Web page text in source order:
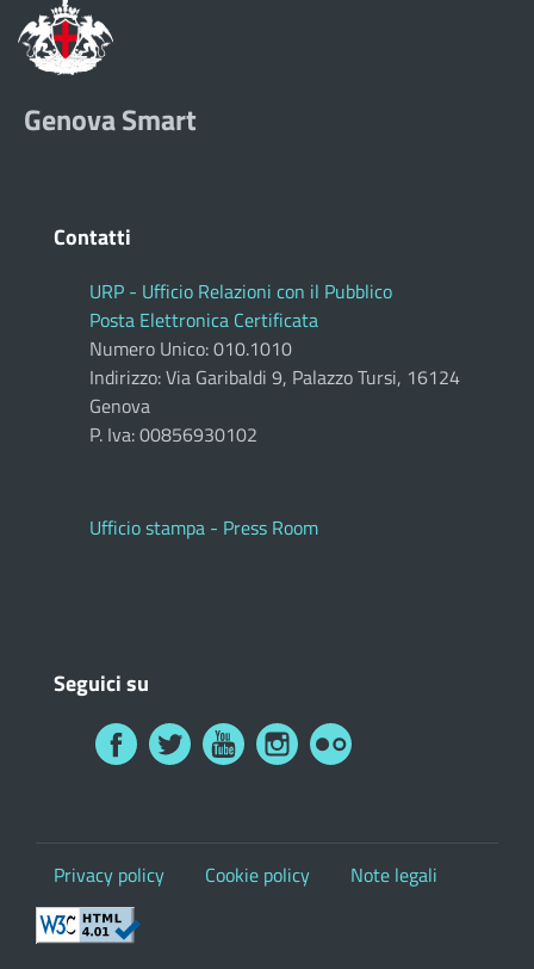
Genova Smart
Contatti
URP - Ufficio Relazioni con il Pubblico
Posta Elettronica Certificata
Numero Unico: 010.1010
Indirizzo: Via Garibaldi 9, Palazzo Tursi, 16124
Genova
P. Iva: 00856930102
Ufficio stampa - Press Room
Seguici su
Privacy policy Cookie policy Note legali